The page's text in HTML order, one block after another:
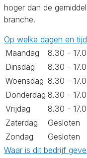
hoger dan de
branche.
Op welke dagen en
Maandag
8.30 -
Dinsdag
8.30 -
Woensdag 8.30 -
Donderdag 8.30 -
Vrijdag
8.30 -
Zaterdag
Gesloten
Zondag
Gesloten
Waar is dit bedrijf